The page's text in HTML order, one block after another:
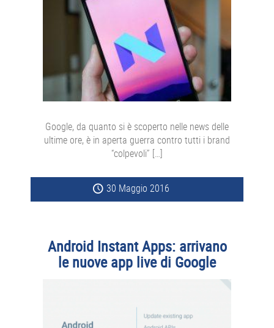
Google, da quanto si è scoperto nelle news delle
ultime ore, è in aperta guerra contro tutti i brand
“colpevoli” […]
30 Maggio 2016
Android Instant Apps: arrivano
le nuove app live di Google